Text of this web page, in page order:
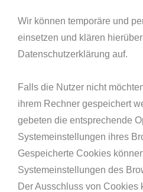
Wir können temporäre und
einsetzen und klären
Datenschutzerklärung auf.
Falls die Nutzer nicht
ihrem Rechner gespeichert
gebeten die entsprechende
Systemeinstellungen ihres
Gespeicherte Cookies
Systemeinstellungen des
Der Ausschluss von Cookies